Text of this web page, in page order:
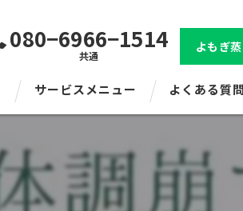
080−6966−1514
共通
よもぎ
サービスメニュー よくある質問